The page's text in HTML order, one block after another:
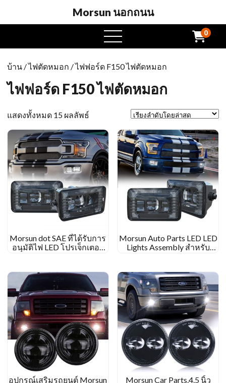
Morsun นอกถนน
เปิด
เมนู
0
บ้าน /ไฟตัดหมอก / ไฟฟอร์ด F150 ไฟตัดหมอก
ไฟฟอร์ด F150 ไฟตัดหมอก
แสดงทั้งหมด 15 ผลลัพธ์เรียง
โดย
ล่าสุด
Morsun dot SAE ที่ได้รับการ
อนุมัติไฟ LED โปรเจ็กเตอร์
2017-2018 หน้าที่พิเศษ
Morsun Auto Parts LED LED
Lights Assembly สำหรับ
อุปกรณ์เสริมรถยนต์ Morsun
Morsun Car Parts.4.5 นิ้ว